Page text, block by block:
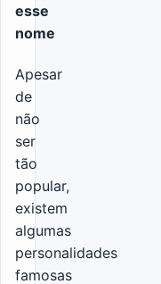
esse
nome
Apesar
de
não
ser
tão
popular,
existem
algumas
personalidades
famosas